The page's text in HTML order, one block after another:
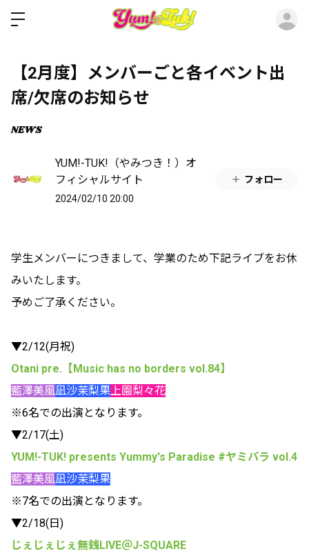
【2月度】メンバーごと各イベント出
席/欠席のお知らせ
NEWS
YUM!-TUK!（やみつき！）オ
フィシャルサイト
2024/02/10 20:00
フォロー
学生メンバーにつきまして、学業のため下記ライブをお休
みいたします。
予めご了承ください。
▼2/12(月祝)
Otani pre.【Music has no borders vol.84】
藍澤美風凪沙茉梨果上園梨々花
※6名での出演となります。
▼2/17(土)
YUM!-TUK! presents Yummy's Paradise #ヤミパラ vol.4
藍澤美風凪沙茉梨果
※7名での出演となります。
▼2/18(日)
じぇじぇじぇ無銭LIVE＠J-SQUARE